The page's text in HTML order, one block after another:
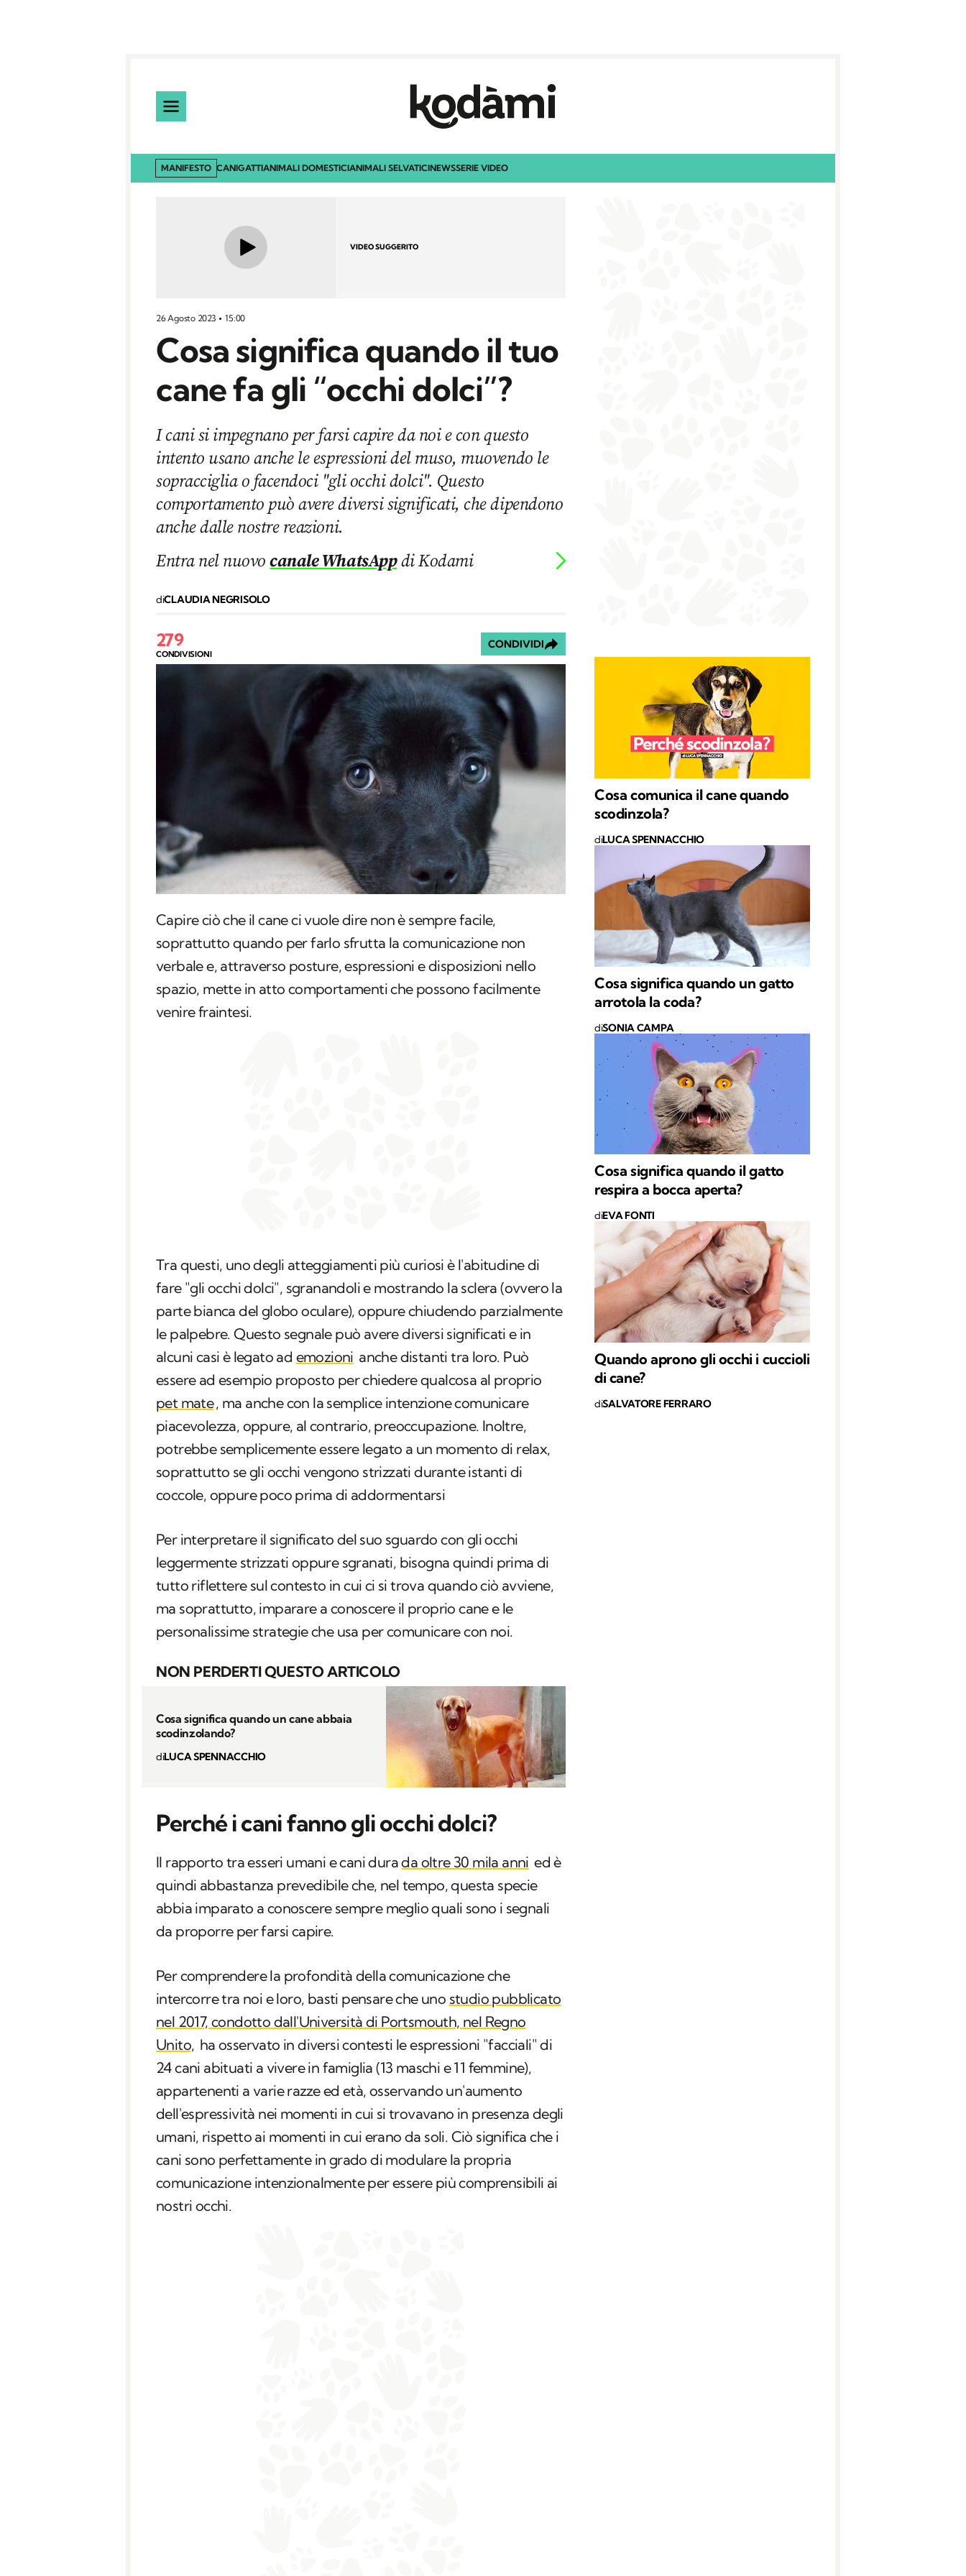
MANIFESTO CANIGATTIANIMALI DOMESTICIANIMALI SELVATICINEWSSERIE VIDEO
VIDEO SUGGERITO
26 Agosto 2023 15:00
Cosa significa quando il tuo
cane fa gli “occhi dolci”?
I cani si impegnano per farsi capire da noi e con questo
intento usano anche le espressioni del muso, muovendo le
sopracciglia o facendoci "gli occhi dolci". Questo
comportamento può avere diversi significati, che dipendono
anche dalle nostre reazioni.
Entra nel nuovocanale WhatsAppdi Kodami
diCLAUDIA NEGRISOLO
279
CONDIVISIONI
CONDIVIDI
Capire ciò che il cane ci vuole dire non è sempre facile,
soprattutto quando per farlo sfrutta la comunicazione non
verbale e, attraverso posture, espressioni e disposizioni nello
spazio, mette in atto comportamenti che possono facilmente
venire fraintesi.
Tra questi, uno degli atteggiamenti più curiosi è l'abitudine di
fare "gli occhi dolci", sgranandoli e mostrando la sclera (ovvero la
parte bianca del globo oculare), oppure chiudendo parzialmente
le palpebre. Questo segnale può avere diversi significati e in
alcuni casi è legato ad emozioni anche distanti tra loro. Può
essere ad esempio proposto per chiedere qualcosa al proprio
pet mate, ma anche con la semplice intenzione comunicare
piacevolezza, oppure, al contrario, preoccupazione. Inoltre,
potrebbe semplicemente essere legato a un momento di relax,
soprattutto se gli occhi vengono strizzati durante istanti di
coccole, oppure poco prima di addormentarsi
Per interpretare il significato del suo sguardo con gli occhi
leggermente strizzati oppure sgranati, bisogna quindi prima di
tutto riflettere sul contesto in cui ci si trova quando ciò avviene,
ma soprattutto, imparare a conoscere il proprio cane e le
personalissime strategie che usa per comunicare con noi.
NON PERDERTI QUESTO ARTICOLO
Cosa significa quando un cane abbaia
scodinzolando?
diLUCA SPENNACCHIO
Perché i cani fanno gli occhi dolci?
Il rapporto tra esseri umani e cani durada oltre 30 mila anni ed è
quindi abbastanza prevedibile che, nel tempo, questa specie
abbia imparato a conoscere sempre meglio quali sono i segnali
da proporre per farsi capire.
Per comprendere la profondità della comunicazione che
intercorre tra noi e loro, basti pensare che uno studio pubblicato
nel 2017, condotto dall'Università di Portsmouth, nel Regno
Unito, ha osservato in diversi contesti le espressioni "facciali" di
24 cani abituati a vivere in famiglia (13 maschi e 11 femmine),
appartenenti a varie razze ed età, osservando un'aumento
dell'espressività nei momenti in cui si trovavano in presenza degli
umani, rispetto ai momenti in cui erano da soli. Ciò significa che i
cani sono perfettamente in grado di modulare la propria
comunicazione intenzionalmente per essere più comprensibili ai
nostri occhi.
Cosa comunica il cane quando
scodinzola?
diLUCA SPENNACCHIO
Cosa significa quando un gatto
arrotola la coda?
diSONIA CAMPA
Cosa significa quando il gatto
respira a bocca aperta?
diEVA FONTI
Quando aprono gli occhi i cuccioli
di cane?
diSALVATORE FERRARO